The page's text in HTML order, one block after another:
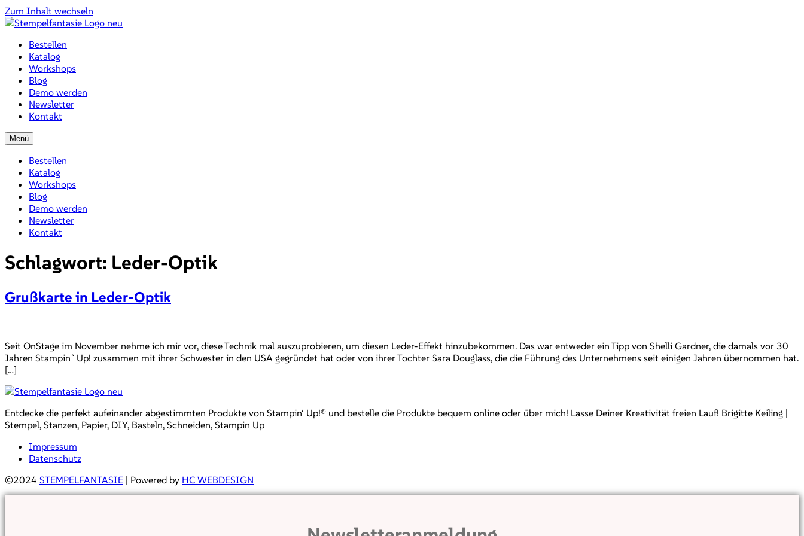
Zum Inhalt wechseln
Bestellen
Katalog
Workshops
Blog
Demo werden
Newsletter
Kontakt
Menü
Bestellen
Katalog
Workshops
Blog
Demo werden
Newsletter
Kontakt
Schlagwort: Leder-Optik
Grußkarte in Leder-Optik
Seit OnStage im November nehme ich mir vor, diese Technik mal auszuprobieren, um diesen Leder-Effekt hinzubekommen. Das war entweder ein Tipp von Shelli Gardner, die damals vor 30
Jahren Stampin`Up! zusammen mit ihrer Schwester in den USA gegründet hat oder von ihrer Tochter Sara Douglass, die die Führung des Unternehmens seit einigen Jahren übernommen hat.
[…]
Entdecke die perfekt aufeinander abgestimmten Produkte von Stampin‘ Up!® und bestelle die Produkte bequem online oder über mich! Lasse Deiner Kreativität freien Lauf! Brigitte Keiling |
Stempel, Stanzen, Papier, DIY, Basteln, Schneiden, Stampin Up
Impressum
Datenschutz
©2024 STEMPELFANTASIE | Powered by HC WEBDESIGN